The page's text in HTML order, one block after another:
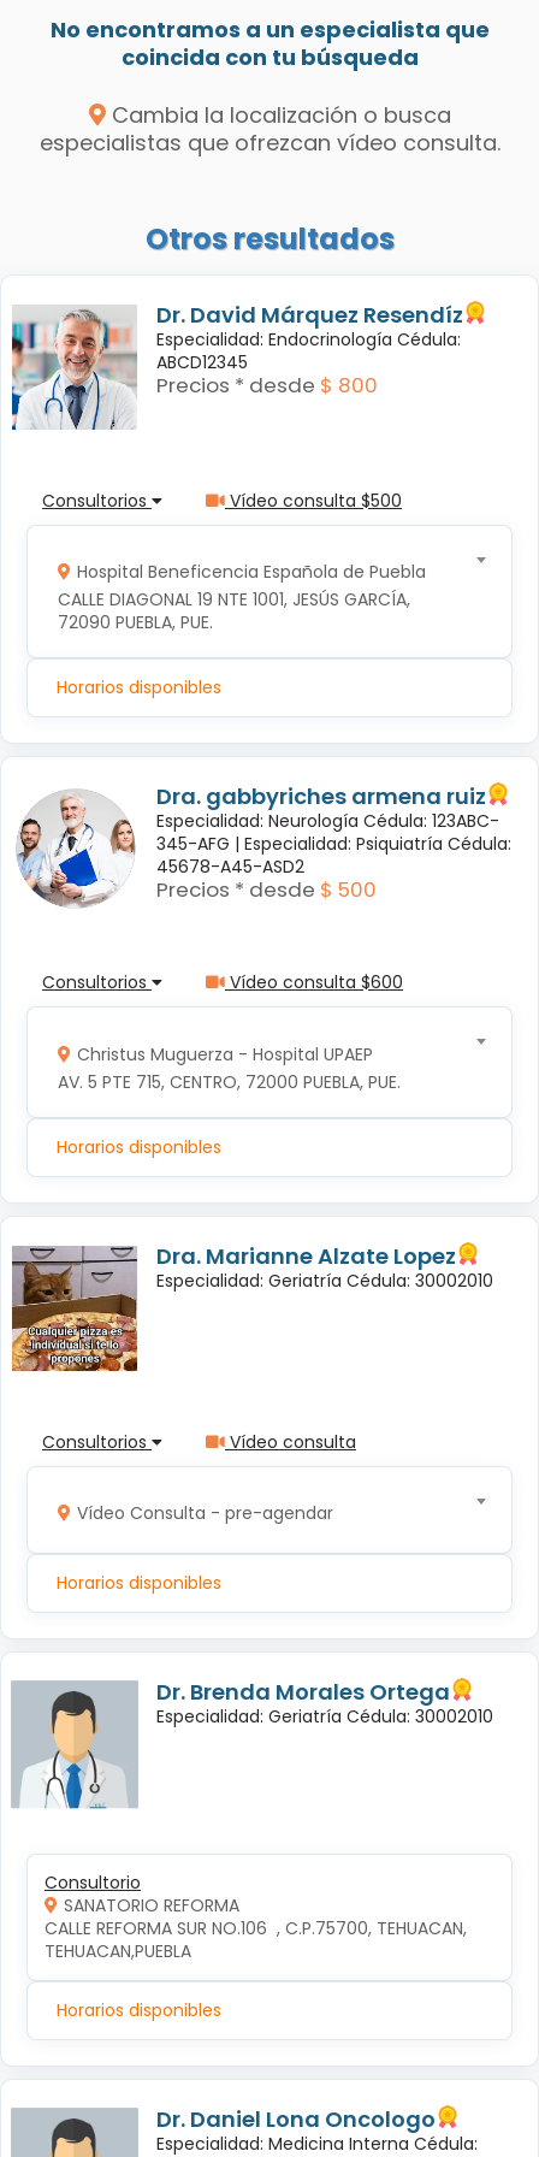
No encontramos a un especialista que
coincida con tu búsqueda
Cambia la localización o busca
especialistas que ofrezcan vídeo consulta.
Otros resultados
Dr. David Márquez Resendíz
Especialidad: Endocrinología Cédula:
ABCD12345
Precios * desde $ 800
Consultorios Vídeo consulta $500
Hospital Beneficencia Española de Puebla
CALLE DIAGONAL 19 NTE 1001, JESÚS GARCÍA,
72090 PUEBLA, PUE.
Horarios disponibles
Dra. gabbyriches armena ruiz
Especialidad: Neurología Cédula: 123ABC-
345-AFG | Especialidad: Psiquiatría Cédula:
45678-A45-ASD2
Precios * desde $ 500
Consultorios Vídeo consulta $600
Christus Muguerza - Hospital UPAEP
AV. 5 PTE 715, CENTRO, 72000 PUEBLA, PUE.
Horarios disponibles
Dra. Marianne Alzate Lopez
Especialidad: Geriatría Cédula: 30002010
Consultorios Vídeo consulta
Vídeo Consulta - pre-agendar
Horarios disponibles
Dr. Brenda Morales Ortega
Especialidad: Geriatría Cédula: 30002010
Consultorio
SANATORIO REFORMA
CALLE REFORMA SUR NO.106  , C.P.75700, TEHUACAN,
TEHUACAN,PUEBLA
Horarios disponibles
Dr. Daniel Lona Oncologo
Especialidad: Medicina Interna Cédula: